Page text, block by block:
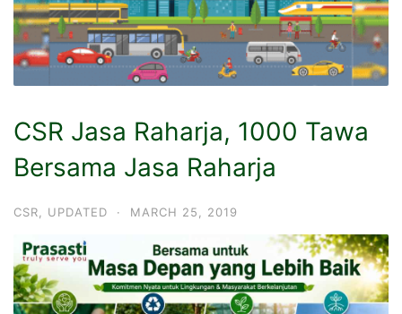
CSR Jasa Raharja, 1000 Tawa
Bersama Jasa Raharja
CSR UPDATED · MARCH 25, 2019